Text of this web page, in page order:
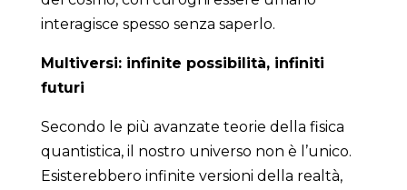
interagisce spesso senza saperlo.
Multiversi: infinite possibilità, infiniti
futuri
Secondo le più avanzate teorie della fisica
quantistica, il nostro universo non è l’unico.
Esisterebbero infinite versioni della realtà,